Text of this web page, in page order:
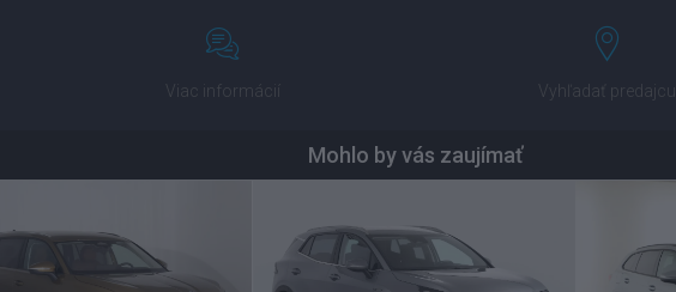
ešte dnes. Pripravíme vám financovanie podľa vášho rozpočtu. Porovnáme vám tiež
poistenie od popredných poisťovní.
Viac informácií Vyhľadať predajcu
Mohlo by vás zaujímať